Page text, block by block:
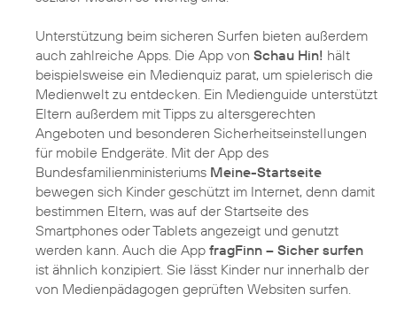
Unterstützung beim sicheren Surfen bieten außerdem
auch zahlreiche Apps. Die App von Schau Hin! hält
beispielsweise ein Medienquiz parat, um spielerisch die
Medienwelt zu entdecken. Ein Medienguide unterstützt
Eltern außerdem mit Tipps zu altersgerechten
Angeboten und besonderen Sicherheitseinstellungen
für mobile Endgeräte. Mit der App des
Bundesfamilienministeriums Meine-Startseite
bewegen sich Kinder geschützt im Internet, denn damit
bestimmen Eltern, was auf der Startseite des
Smartphones oder Tablets angezeigt und genutzt
werden kann. Auch die App fragFinn – Sicher surfen
ist ähnlich konzipiert. Sie lässt Kinder nur innerhalb der
von Medienpädagogen geprüften Websiten surfen.